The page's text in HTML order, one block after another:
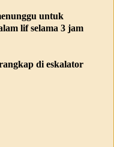
untuk
lif selama 3 jam
di eskalator